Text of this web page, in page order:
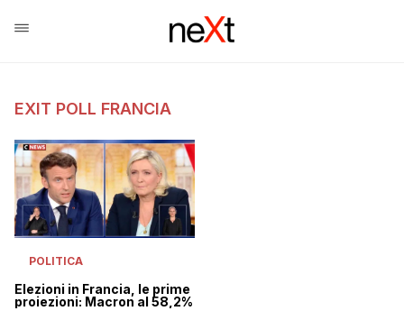
EXIT POLL FRANCIA
POLITICA
Elezioni in Francia, le prime
proiezioni: Macron al 58,2%